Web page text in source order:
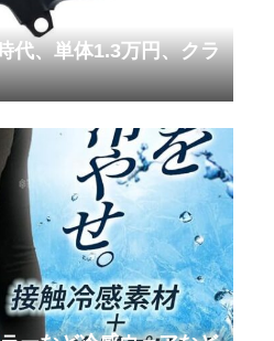
代、単体1.3万円、クラ